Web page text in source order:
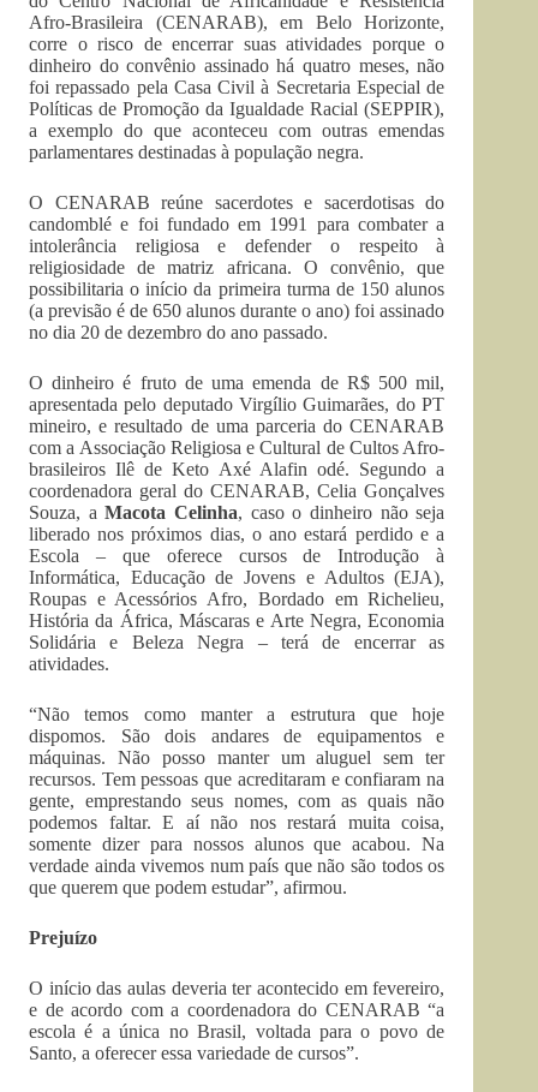
Afro-Brasileira (CENARAB), em Belo Horizonte,
corre o risco de encerrar suas atividades porque o
dinheiro do convênio assinado há quatro meses, não
foi repassado pela Casa Civil à Secretaria Especial de
Políticas de Promoção da Igualdade Racial (SEPPIR),
a exemplo do que aconteceu com outras emendas
parlamentares destinadas à população negra.
O CENARAB reúne sacerdotes e sacerdotisas do
candomblé e foi fundado em 1991 para combater a
intolerância religiosa e defender o respeito à
religiosidade de matriz africana. O convênio, que
possibilitaria o início da primeira turma de 150 alunos
(a previsão é de 650 alunos durante o ano) foi assinado
no dia 20 de dezembro do ano passado.
O dinheiro é fruto de uma emenda de R$ 500 mil,
apresentada pelo deputado Virgílio Guimarães, do PT
mineiro, e resultado de uma parceria do CENARAB
com a Associação Religiosa e Cultural de Cultos Afro-
brasileiros Ilê de Keto Axé Alafin odé. Segundo a
coordenadora geral do CENARAB, Celia Gonçalves
Souza, aMacota Celinha, caso o dinheiro não seja
liberado nos próximos dias, o ano estará perdido e a
Escola – que oferece cursos de Introdução à
Informática, Educação de Jovens e Adultos (EJA),
Roupas e Acessórios Afro, Bordado em Richelieu,
História da África, Máscaras e Arte Negra, Economia
Solidária e Beleza Negra – terá de encerrar as
atividades.
“Não temos como manter a estrutura que hoje
dispomos. São dois andares de equipamentos e
máquinas. Não posso manter um aluguel sem ter
recursos. Tem pessoas que acreditaram e confiaram na
gente, emprestando seus nomes, com as quais não
podemos faltar. E aí não nos restará muita coisa,
somente dizer para nossos alunos que acabou. Na
verdade ainda vivemos num país que não são todos os
que querem que podem estudar”, afirmou.
Prejuízo
O início das aulas deveria ter acontecido em fevereiro,
e de acordo com a coordenadora do CENARAB “a
escola é a única no Brasil, voltada para o povo de
Santo, a oferecer essa variedade de cursos”.